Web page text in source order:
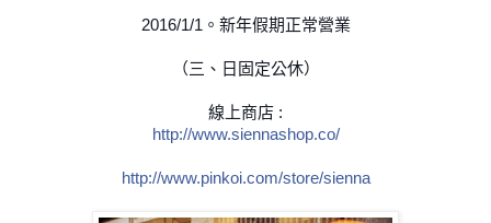
2016/1/1。新年假期正常營業
（三、日固定公休）
線上商店 :
http://www.siennashop.co/
http://www.pinkoi.com/store/sienna